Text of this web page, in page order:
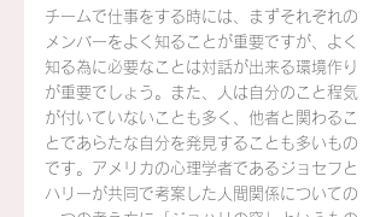
チームで仕事をする時には、まずそれぞれの
メンバーをよく知ることが重要ですが、よく
知る為に必要なことは対話が出来る環境作り
が重要でしょう。また、人は自分のこと程気
が付いていないことも多く、他者と関わるこ
とであらたな自分を発見することも多いもの
です。アメリカの心理学者であるジョセフと
ハリーが共同で考案した人間関係についての